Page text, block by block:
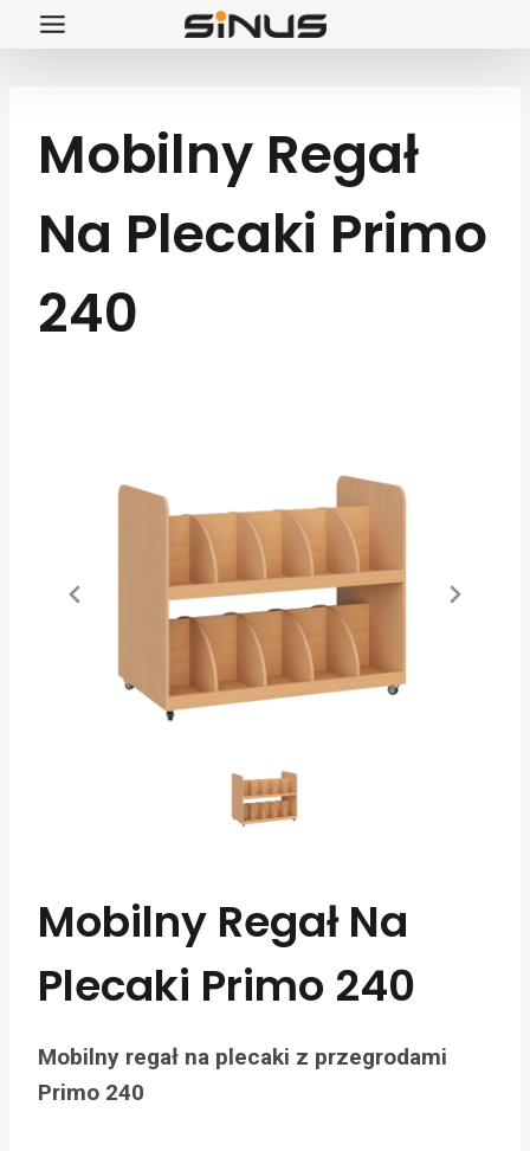
Przejdź
Mobilny Regał
Na Plecaki Primo
240
Mobilny Regał Na
Plecaki Primo 240
Mobilny regał na plecaki z przegrodami
Primo 240